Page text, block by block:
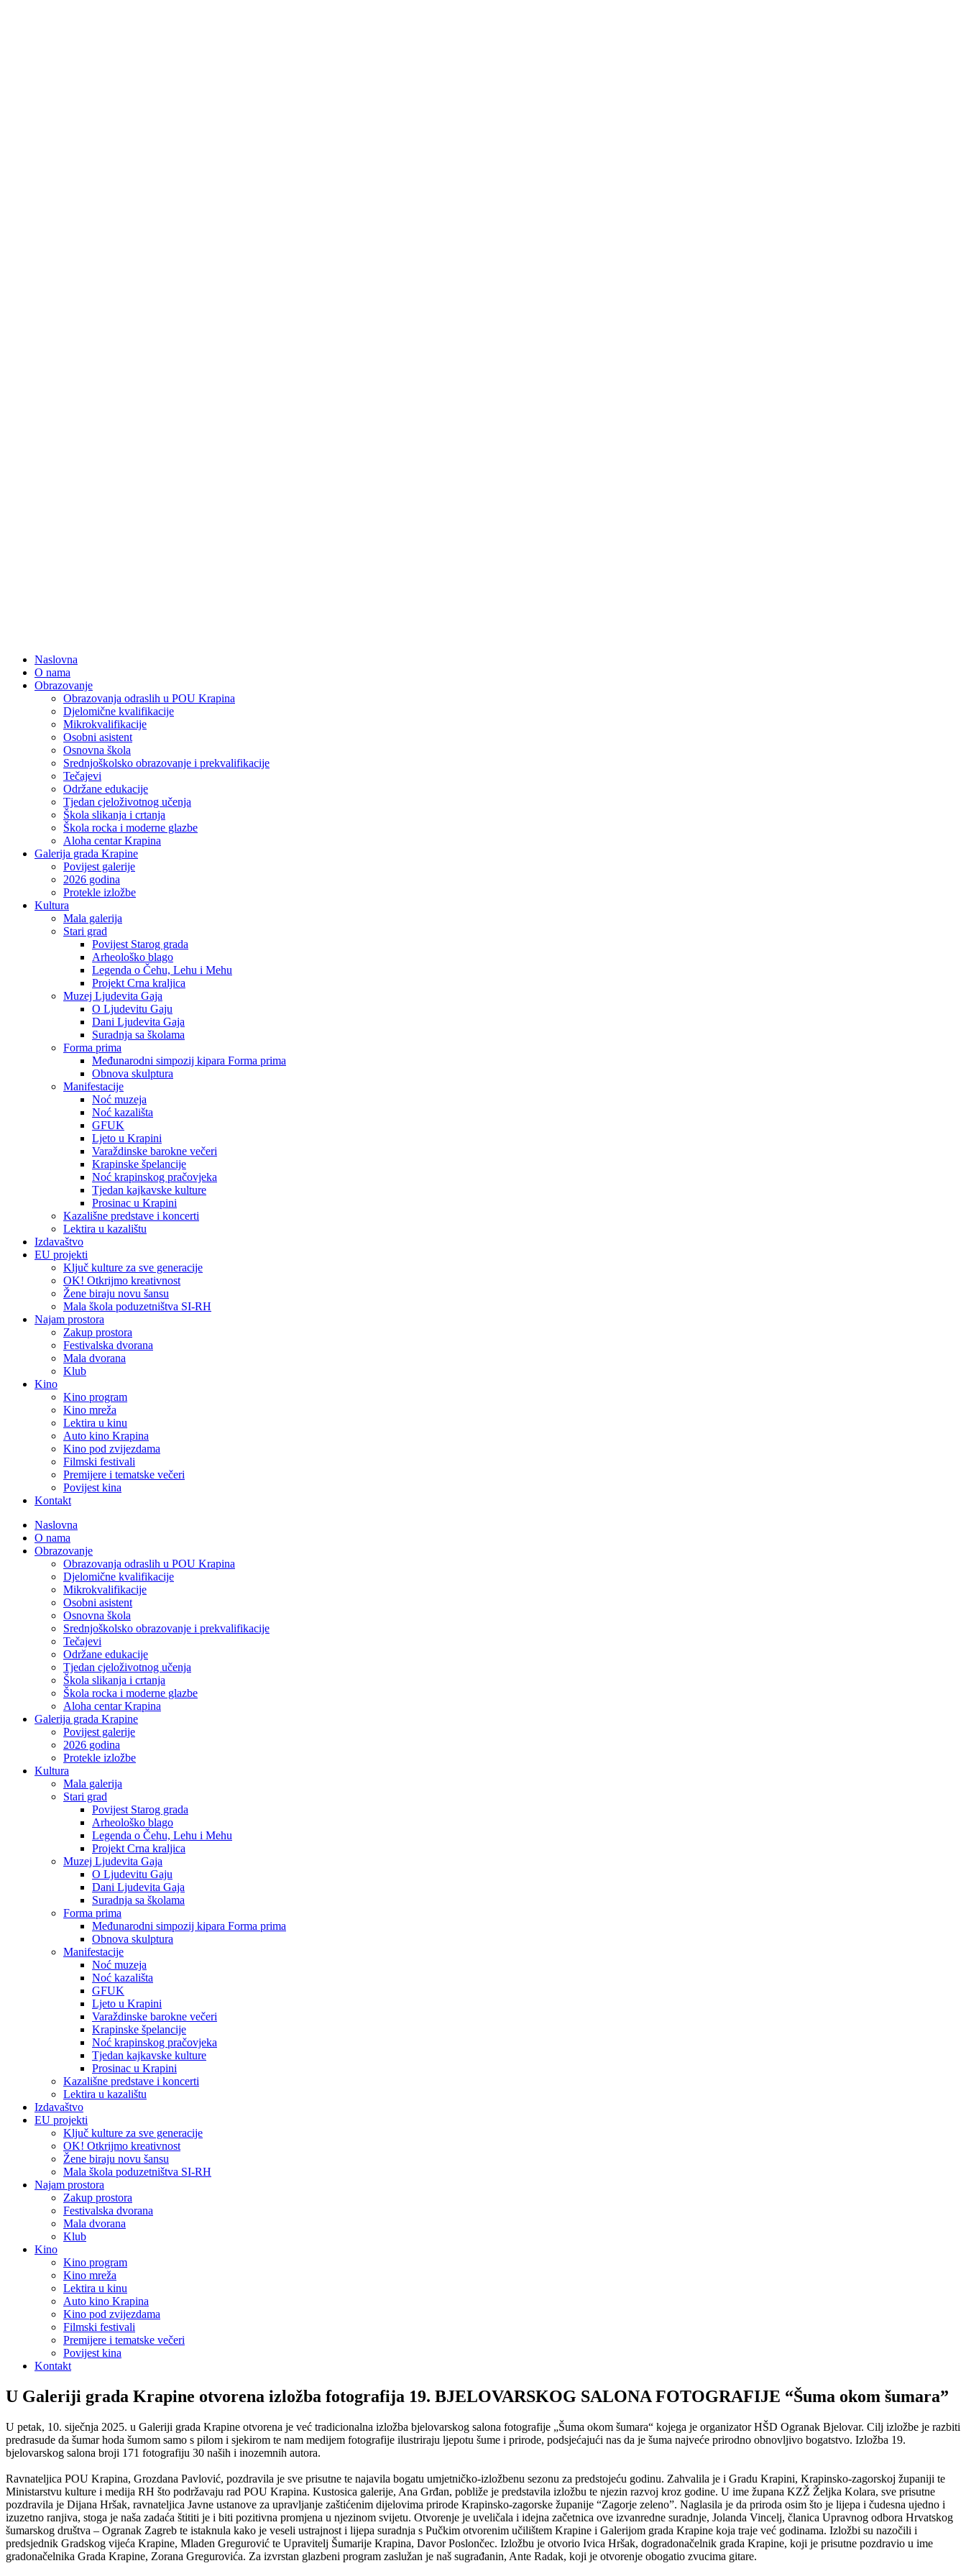
Naslovna
O nama
Obrazovanje
Obrazovanja odraslih u POU Krapina
Djelomične kvalifikacije
Mikrokvalifikacije
Osobni asistent
Osnovna škola
Srednjoškolsko obrazovanje i prekvalifikacije
Tečajevi
Održane edukacije
Tjedan cjeloživotnog učenja
Škola slikanja i crtanja
Škola rocka i moderne glazbe
Aloha centar Krapina
Galerija grada Krapine
Povijest galerije
2026 godina
Protekle izložbe
Kultura
Mala galerija
Stari grad
Povijest Starog grada
Arheološko blago
Legenda o Čehu, Lehu i Mehu
Projekt Crna kraljica
Muzej Ljudevita Gaja
O Ljudevitu Gaju
Dani Ljudevita Gaja
Suradnja sa školama
Forma prima
Međunarodni simpozij kipara Forma prima
Obnova skulptura
Manifestacije
Noć muzeja
Noć kazališta
GFUK
Ljeto u Krapini
Varaždinske barokne večeri
Krapinske špelancije
Noć krapinskog pračovjeka
Tjedan kajkavske kulture
Prosinac u Krapini
Kazališne predstave i koncerti
Lektira u kazalištu
Izdavaštvo
EU projekti
Ključ kulture za sve generacije
OK! Otkrijmo kreativnost
Žene biraju novu šansu
Mala škola poduzetništva SI-RH
Najam prostora
Zakup prostora
Festivalska dvorana
Mala dvorana
Klub
Kino
Kino program
Kino mreža
Lektira u kinu
Auto kino Krapina
Kino pod zvijezdama
Filmski festivali
Premijere i tematske večeri
Povijest kina
Kontakt
Naslovna
O nama
Obrazovanje
Obrazovanja odraslih u POU Krapina
Djelomične kvalifikacije
Mikrokvalifikacije
Osobni asistent
Osnovna škola
Srednjoškolsko obrazovanje i prekvalifikacije
Tečajevi
Održane edukacije
Tjedan cjeloživotnog učenja
Škola slikanja i crtanja
Škola rocka i moderne glazbe
Aloha centar Krapina
Galerija grada Krapine
Povijest galerije
2026 godina
Protekle izložbe
Kultura
Mala galerija
Stari grad
Povijest Starog grada
Arheološko blago
Legenda o Čehu, Lehu i Mehu
Projekt Crna kraljica
Muzej Ljudevita Gaja
O Ljudevitu Gaju
Dani Ljudevita Gaja
Suradnja sa školama
Forma prima
Međunarodni simpozij kipara Forma prima
Obnova skulptura
Manifestacije
Noć muzeja
Noć kazališta
GFUK
Ljeto u Krapini
Varaždinske barokne večeri
Krapinske špelancije
Noć krapinskog pračovjeka
Tjedan kajkavske kulture
Prosinac u Krapini
Kazališne predstave i koncerti
Lektira u kazalištu
Izdavaštvo
EU projekti
Ključ kulture za sve generacije
OK! Otkrijmo kreativnost
Žene biraju novu šansu
Mala škola poduzetništva SI-RH
Najam prostora
Zakup prostora
Festivalska dvorana
Mala dvorana
Klub
Kino
Kino program
Kino mreža
Lektira u kinu
Auto kino Krapina
Kino pod zvijezdama
Filmski festivali
Premijere i tematske večeri
Povijest kina
Kontakt
U Galeriji grada Krapine otvorena izložba fotografija 19. BJELOVARSKOG SALONA FOTOGRAFIJE “Šuma okom šumara”
U petak, 10. siječnja 2025. u Galeriji grada Krapine otvorena je već tradicionalna izložba bjelovarskog salona fotografije „Šuma okom šumara“ kojega je organizator HŠD Ogranak Bjelovar. Cilj izložbe je razbiti
predrasude da šumar hoda šumom samo s pilom i sjekirom te nam medijem fotografije ilustriraju ljepotu šume i prirode, podsjećajući nas da je šuma najveće prirodno obnovljivo bogatstvo. Izložba 19.
bjelovarskog salona broji 171 fotografiju 30 naših i inozemnih autora.
Ravnateljica POU Krapina, Grozdana Pavlović, pozdravila je sve prisutne te najavila bogatu umjetničko-izložbenu sezonu za predstojeću godinu. Zahvalila je i Gradu Krapini, Krapinsko-zagorskoj županiji te
Ministarstvu kulture i medija RH što podržavaju rad POU Krapina. Kustosica galerije, Ana Grđan, pobliže je predstavila izložbu te njezin razvoj kroz godine. U ime župana KZŽ Željka Kolara, sve prisutne
pozdravila je Dijana Hršak, ravnateljica Javne ustanove za upravljanje zaštićenim dijelovima prirode Krapinsko-zagorske županije “Zagorje zeleno”. Naglasila je da priroda osim što je lijepa i čudesna ujedno i
izuzetno ranjiva, stoga je naša zadaća štititi je i biti pozitivna promjena u njezinom svijetu. Otvorenje je uveličala i idejna začetnica ove izvanredne suradnje, Jolanda Vincelj, članica Upravnog odbora Hrvatskog
šumarskog društva – Ogranak Zagreb te istaknula kako je veseli ustrajnost i lijepa suradnja s Pučkim otvorenim učilištem Krapine i Galerijom grada Krapine koja traje već godinama. Izložbi su nazočili i
predsjednik Gradskog vijeća Krapine, Mladen Gregurović te Upravitelj Šumarije Krapina, Davor Poslončec. Izložbu je otvorio Ivica Hršak, dogradonačelnik grada Krapine, koji je prisutne pozdravio u ime
gradonačelnika Grada Krapine, Zorana Gregurovića. Za izvrstan glazbeni program zaslužan je naš sugrađanin, Ante Radak, koji je otvorenje obogatio zvucima gitare.